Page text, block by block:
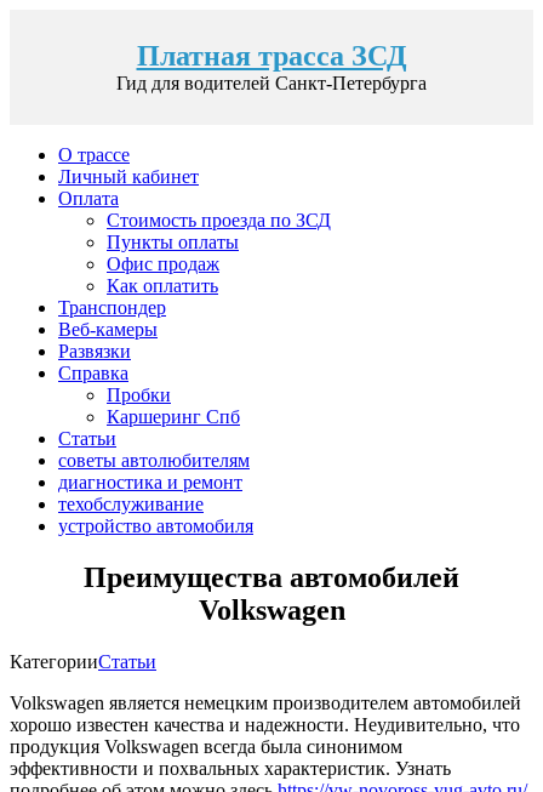
Платная трасса ЗСД
Гид для водителей Санкт-Петербурга
О трассе
Личный кабинет
Оплата
Стоимость проезда по ЗСД
Пункты оплаты
Офис продаж
Как оплатить
Транспондер
Веб-камеры
Развязки
Справка
Пробки
Каршеринг Спб
Статьи
советы автолюбителям
диагностика и ремонт
техобслуживание
устройство автомобиля
Преимущества автомобилей
Volkswagen
КатегорииСтатьи
Volkswagen является немецким производителем автомобилей
хорошо известен качества и надежности. Неудивительно, что
продукция Volkswagen всегда была синонимом
эффективности и похвальных характеристик. Узнать